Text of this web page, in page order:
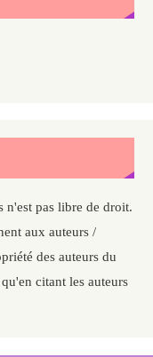
pas libre de droit.
aux auteurs /
des auteurs du
citant les auteurs